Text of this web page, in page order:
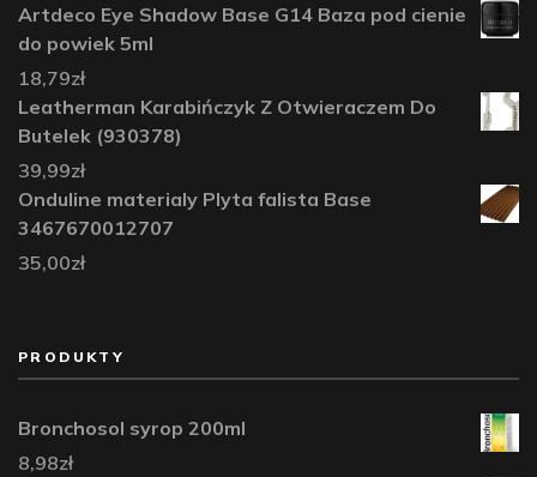
Artdeco Eye Shadow Base G14 Baza pod cienie
do powiek 5ml
18,79zł
Leatherman Karabińczyk Z Otwieraczem Do
Butelek (930378)
39,99zł
Onduline materialy Plyta falista Base
3467670012707
35,00zł
PRODUKTY
Bronchosol syrop 200ml
8,98zł